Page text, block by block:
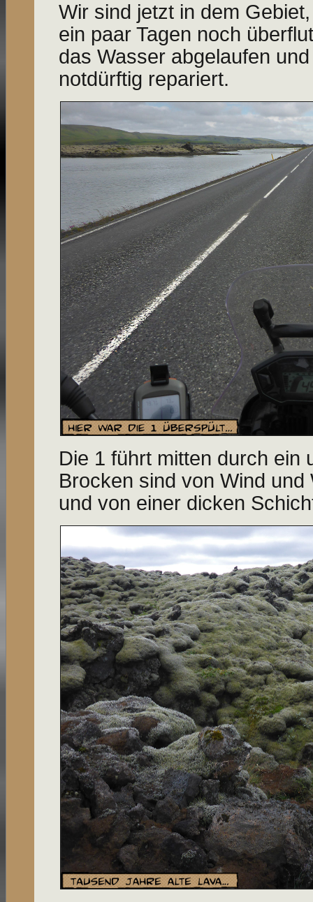
Wir sind jetzt in dem
ein paar Tagen noch
das Wasser abgelaufen
notdürftig repariert.
Die 1 führt mitten durch ein
Brocken sind von Wind
und von einer dicken